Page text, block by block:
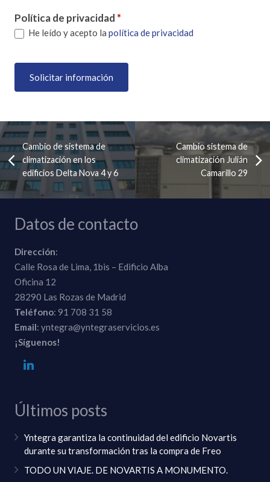
Política de privacidad *
He leído y acepto la política de privacidad
Solicitar información
Cambio sistema de
climatización Julián
Camarillo 29
Cambio de sistema de
climatización en los
edificios Delta Nova 4 y 6
Datos de contacto
Dirección:
Calle Rosa de Lima, 1bis – Edificio Alba
Oficina 12
28290 Las Rozas de Madrid
Teléfono: 91 708 31 58
Email: yntegra@yntegraservicios.es
¡Síguenos!
Últimos posts
Yntegra garantiza la continuidad del edificio Novartis
durante su transformación tras la compra de Freo
TODO UN VIAJE. DE NOVARTIS A MONUMENTO.